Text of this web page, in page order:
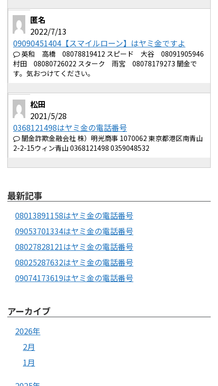
匿名
2022/7/13
09090451404【スマイルローン】はヤミ金ですよ
英和 高橋 08078819412 スピード 大谷 08091905946
村田 08080726022 スターク 雨宮 08078179273 闇金で
す。気おつけてください。
松田
2021/5/28
0368121498はヤミ金の電話番号
闇金詐欺金融会社 株）明光商事 1070062 東京都港区南青山
2-2-15ウィン青山 0368121498 0359048532
最新記事
08013891158はヤミ金の電話番号
09053701334はヤミ金の電話番号
08027828121はヤミ金の電話番号
08025287632はヤミ金の電話番号
09074173619はヤミ金の電話番号
アーカイブ
2026年
2月
1月